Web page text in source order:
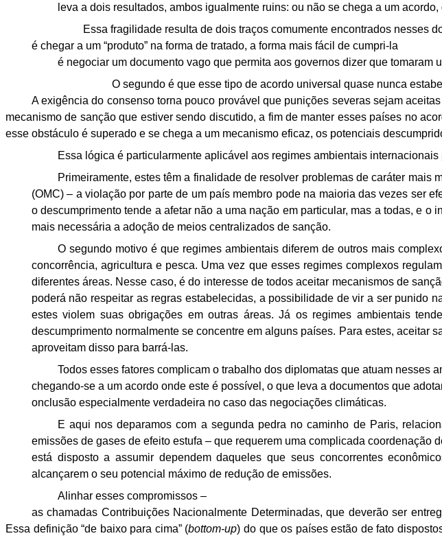
leva a dois resultados, ambos igualmente ruins: ou não se chega a um acordo,
Essa fragilidade resulta de dois traços comumente encontrados nesses
é chegara um “produto” na forma de tratado, a forma mais fácil de cumpri-la
énegociar um documento vago que permita aos governos dizer que tomaram
O segundo é que esse tipo de acordo universal quase nunca
A exigência do consenso torna pouco provável que punições severas sejam
mecanismo de sanção que estiver sendo discutido, a fim de manter esses países no
esse obstáculo é superado e se chega a um mecanismo eficaz, os potenciais
Essa lógica é particularmente aplicável aos regimes ambientais internacionais
Primeiramente, estes têm a finalidade de resolver problemas de caráter mais
(OMC) – a violação por parte de um país membro pode na maioria dasvezes ser
o descumprimento tende a afetar não a uma nação em particular, mas a todas, e o
mais necessária a adoção de meios centralizados de sanção.
Osegundo motivo é que regimes ambientais diferem de outros mais
concorrência, agricultura e pesca. Uma vez que esses regimescomplexos
diferentes áreas. Nesse caso, é do interesse de todos aceitar mecanismos de
poderá não respeitar as regras estabelecidas, a possibilidade de vir a ser punido
estes violem suas obrigações em outras áreas. Já os regimes ambientais
descumprimento normalmente se concentre em alguns países. Para estes, aceitar
aproveitam disso para barrá-las.
Todos esses fatores complicamo trabalho dos diplomatas que atuam nesses
chegando-se a um acordoonde este é possível, o que leva a documentos que
onclusão especialmente verdadeira no caso das negociaçõesclimáticas.
E aqui nos deparamos com a segunda pedra no caminho de Paris,
emissões de gases de efeito estufa – que requerem uma complicada coordenação
está disposto a assumir dependem daqueles que seus concorrentes
alcançarem o seu potencial máximo de redução de emissões.
Alinharesses compromissos –
as chamadas Contribuições Nacionalmente Determinadas, que deverão ser
Essa definição “de baixo para cima” (bottom-up) do que os países estão de fato